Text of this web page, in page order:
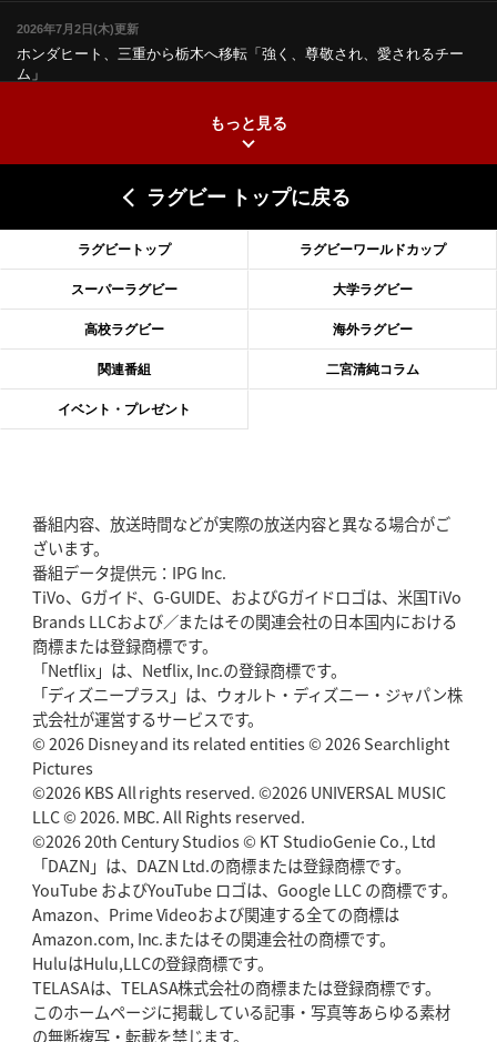
2026年7月2日(木)更新
ホンダヒート、三重から栃木へ移転「強く、尊敬され、愛されるチー
ム」
2026年6月18日(木)更新
滑川剛人レフリー、早過ぎる引退「27年W杯の主審、遠のいた夢」
2026年6月11日(木)更新
神戸、リーグワン初優勝の道のりデイブ・レニーHCの功績と財産
2026年6月4日(木)更新
“泣き虫先生”こと山口良治氏死去「信は力なり」骨太の教育方針
2026年5月21日(木)更新
狭山RG、ライチェル海遥スタッフ入り
ッション
2026年5月14日(木)更新
神戸、1位通過の立役者レタリック
「悲運の闘将」宮地克実氏死去 熱血指導で埼玉WKの基礎築く
2026年4月30日(木)更新
BR東京、「ユニバーサルデー」の意義「特別からノーマルへ」が最終
ゴール
2026年4月23日(木)更新
元代表ラピース、今季限りで引退「クボタは10年いた自分のホーム」
2026年4月16日(木)更新
BL東京「強化拠点」を「共有財産」に新クラブハウスは「皆に開かれ
た空間」
もっと見る
ラグビー トップに戻る
ラグビートップ ラグビーワールドカップ
スーパーラグビー 大学ラグビー
高校ラグビー 海外ラグビー
関連番組 二宮清純コラム
イベント・プレゼント
番組内容、放送時間などが実際の放送内容と異なる場合がご
ざいます。
番組データ提供元：IPG Inc.
TiVo、Gガイド、G-GUIDE、およびGガイドロゴは、米国TiVo
Brands LLCおよび／またはその関連会社の日本国内における
商標または登録商標です。
「Netflix」は、Netflix, Inc.の登録商標です。
「ディズニープラス」は、ウォルト・ディズニー・ジャパン株
式会社が運営するサービスです。
© 2026 Disney and its related entities © 2026 Searchlight
Pictures
©2026 KBS All rights reserved. ©2026 UNIVERSAL MUSIC
LLC © 2026. MBC. All Rights reserved.
©2026 20th Century Studios © KT StudioGenie Co., Ltd
「DAZN」は、DAZN Ltd.の商標または登録商標です。
YouTube およびYouTube ロゴは、Google LLC の商標です。
Amazon、Prime Videoおよび関連する全ての商標は
Amazon.com, Inc.またはその関連会社の商標です。
HuluはHulu,LLCの登録商標です。
TELASAは、TELASA株式会社の商標または登録商標です。
このホームページに掲載している記事・写真等あらゆる素材
の無断複写・転載を禁じます。